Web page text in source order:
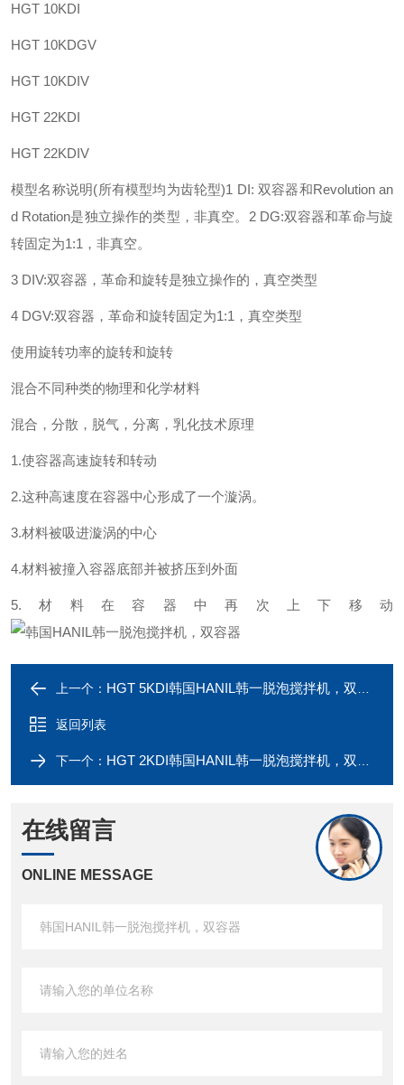
HGT 10KDI
HGT 10KDGV
HGT 10KDIV
HGT 22KDI
HGT 22KDIV
模型名称说明(所有模型均为齿轮型)1 DI: 双容器和Revolution an
d Rotation是独立操作的类型，非真空。 2 DG:双容器和革命与旋
转固定为1:1，非真空。
3 DIV:双容器，革命和旋转是独立操作的，真空类型
4 DGV:双容器，革命和旋转固定为1:1，真空类型
使用旋转功率的旋转和旋转
混合不同种类的物理和化学材料
混合，分散，脱气，分离，乳化技术原理
1.使容器高速旋转和转动
2.这种高速度在容器中心形成了一个漩涡。
3.材料被吸进漩涡的中心
4.材料被撞入容器底部并被挤压到外面
5.材料在容器中再次上下移动
上一个： HGT 5KDI韩国HANIL韩一脱泡搅拌机，双容器
返回列表
下一个： HGT 2KDI韩国HANIL韩一脱泡搅拌机，双容器
在线留言
ONLINE MESSAGE